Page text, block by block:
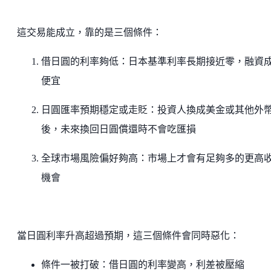
這交易能成立，靠的是三個條件：
借日圓的利率夠低：日本基準利率長期接近零，融資
便宜
日圓匯率預期穩定或走貶：投資人換成美金或其他外
後，未來換回日圓償還時不會吃匯損
全球市場風險偏好夠高：市場上才會有足夠多的更高
機會
當日圓利率升高超過預期，這三個條件會同時惡化：
條件一被打破：借日圓的利率變高，利差被壓縮